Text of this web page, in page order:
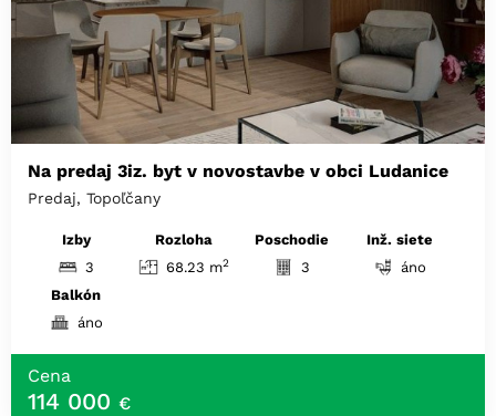
Na predaj 3iz. byt v novostavbe v obci Ludanice
Predaj, Topoľčany
Izby
3
Rozloha
68.23 m2
Poschodie
3
Inž. siete
áno
Balkón
áno
Cena
114 000 €